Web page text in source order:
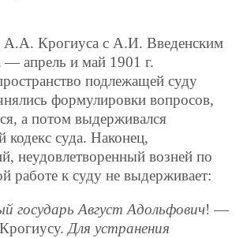
А.А. Крогиуса с А.И. Введенским
— апрель и май 1901 г.
подлежащей суду
формулировки вопросов,
а потом выдерживался
кодекс суда. Наконец,
неудовлетворенный возней по
работе к суду не выдерживает:
государь Август Адольфович! —
Для устранения